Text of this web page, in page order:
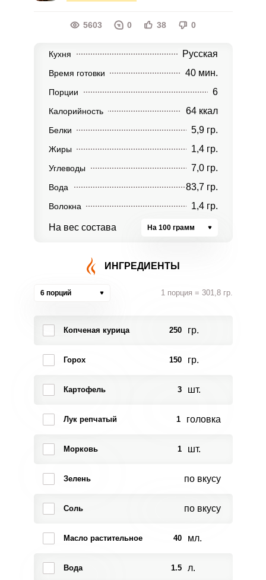
5603 0 38 0
Кухня Русская
Время готовки 40 мин.
Порции 6
Калорийность 64 ккал
Белки 5,9 гр.
Жиры 1,4 гр.
Углеводы 7,0 гр.
Вода 83,7 гр.
Волокна 1,4 гр.
На вес состава На 100 грамм
ИНГРЕДИЕНТЫ
6 порций 1 порция = 301,8 гр.
Копченая курица 250 гр.
Горох 150 гр.
Картофель 3 шт.
Лук репчатый 1 головка
Морковь 1 шт.
Зелень по вкусу
Соль по вкусу
Масло растительное 40 мл.
Вода 1.5 л.